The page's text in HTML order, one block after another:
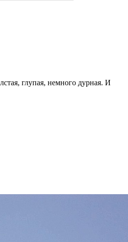
глупая, немного дурная. И